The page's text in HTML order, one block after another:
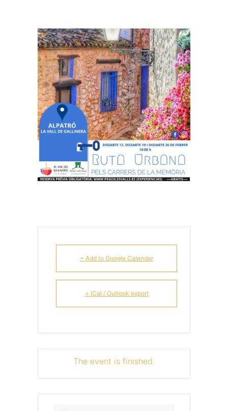
+ Add to Google Calendar
+ iCal / Outlook export
The event is finished.